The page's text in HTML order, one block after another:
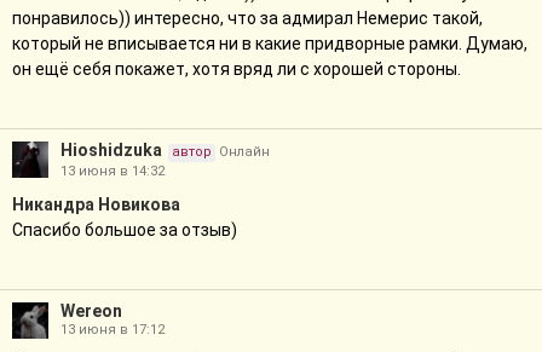
понравилось)) интересно, что за адмирал Немерис такой,
который не вписывается ни в какие придворные рамки. Думаю,
он ещё себя покажет, хотя вряд ли с хорошей стороны.
Hioshidzuka автор
Онлайн
13 июня в 14:32
Никандра Новикова
Спасибо большое за отзыв)
Wereon
13 июня в 17:12